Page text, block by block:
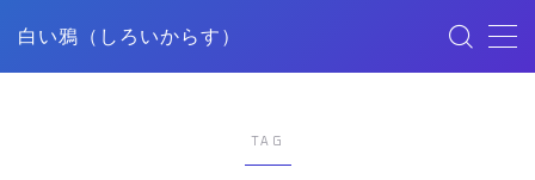
白い鴉（しろいからす）
TAG